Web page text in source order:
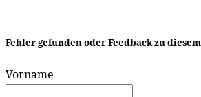
Fehler gefunden oder Feedback zu
Vorname